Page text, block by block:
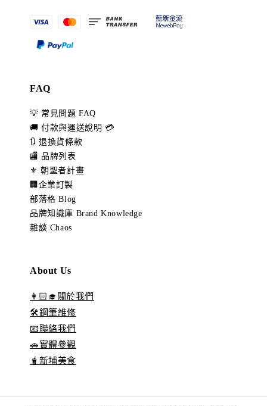
FAQ
💡 常見問題 FAQ
🚚 付款與運送說明 💳
🔃 退換貨條款
🏬 品牌列表
⚜️ 朝聖者計畫
🏢企業訂製
部落格 Blog
品牌知識庫 Brand Knowledge
雜談 Chaos
About Us
👩🏻‍🎓關於我們
🛠️鋼筆維修
📧聯絡我們
🚗實體參觀
🧋新埔美食